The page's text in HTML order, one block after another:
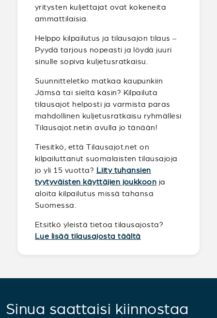
yritysten kuljettajat ovat kokeneita
ammattilaisia.
Helppo kilpailutus ja tilausajon tilaus –
Pyydä tarjous nopeasti ja löydä juuri
sinulle sopiva kuljetusratkaisu.
Suunnitteletko matkaa kaupunkiin
Jämsä tai sieltä käsin? Kilpailuta
tilausajot helposti ja varmista paras
mahdollinen kuljetusratkaisu ryhmällesi
Tilausajot.netin avulla jo tänään!
Tiesitkö, että Tilausajot.net on
kilpailuttanut suomalaisten tilausajoja
jo yli 15 vuotta? Liity tuhansien
tyytyväisten käyttäjien joukkoon ja
aloita kilpailutus missä tahansa
Suomessa.
Etsitkö yleistä tietoa tilausajosta?
Lue lisää tilausajosta täältä
Sinua saattaisi kiinnostaa